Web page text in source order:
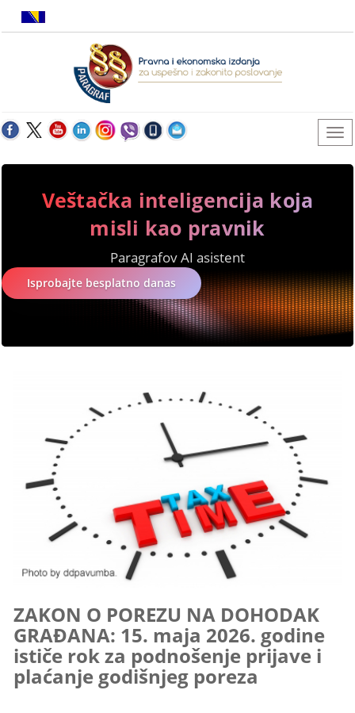
Veštačka inteligencija koja
misli kao pravnik
Paragrafov AI asistent
Isprobajte besplatno danas
ZAKON O POREZU NA DOHODAK
GRAĐANA: 15. maja 2026. godine
ističe rok za podnošenje prijave i
plaćanje godišnjeg poreza